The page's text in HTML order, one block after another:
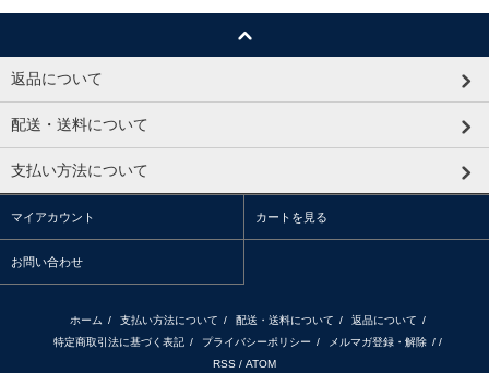
返品について
配送・送料について
支払い方法について
マイアカウント カートを見る
お問い合わせ
ホーム / 支払い方法について / 配送・送料について / 返品について /
特定商取引法に基づく表記 / プライバシーポリシー / メルマガ登録・解除 / /
RSS / ATOM